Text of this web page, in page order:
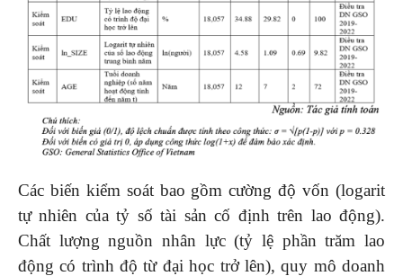
Các biến kiểm soát bao gồm cường độ vốn (logarit
tự nhiên của tỷ số tài sản cố định trên lao động).
Chất lượng nguồn nhân lực (tỷ lệ phần trăm lao
động có trình độ từ đại học trở lên), quy mô doanh